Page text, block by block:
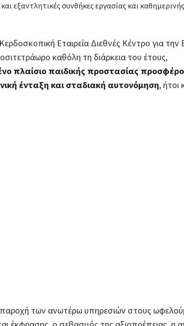
εξαντλητικές συνθήκες εργασίας και
Εταιρεία Διεθνές Κέντρο για την
καθόλη τη διάρκεια του έτους,
πλαίσιο παιδικής προστασίας
ένταξη και σταδιακή αυτονόμηση, ήτοι
των ανωτέρω υπηρεσιών στους